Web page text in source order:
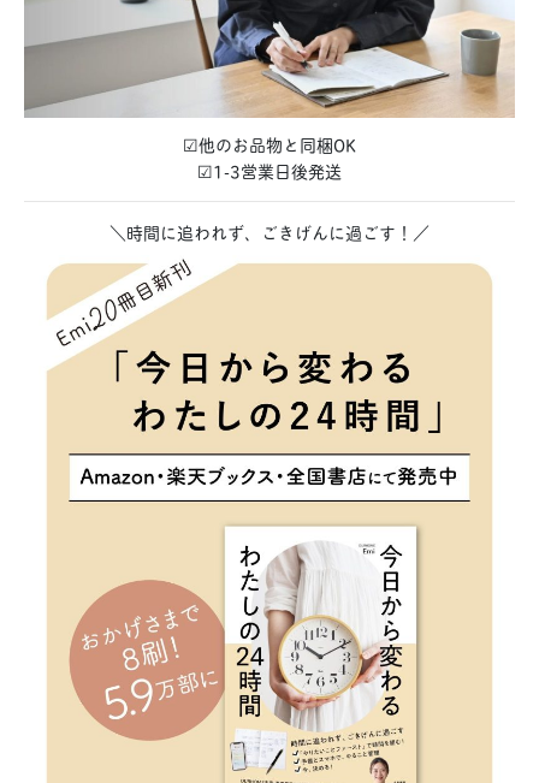
☑︎他のお品物と同梱OK
☑︎1-3営業日後発送
＼時間に追われず、ごきげんに過ごす！／